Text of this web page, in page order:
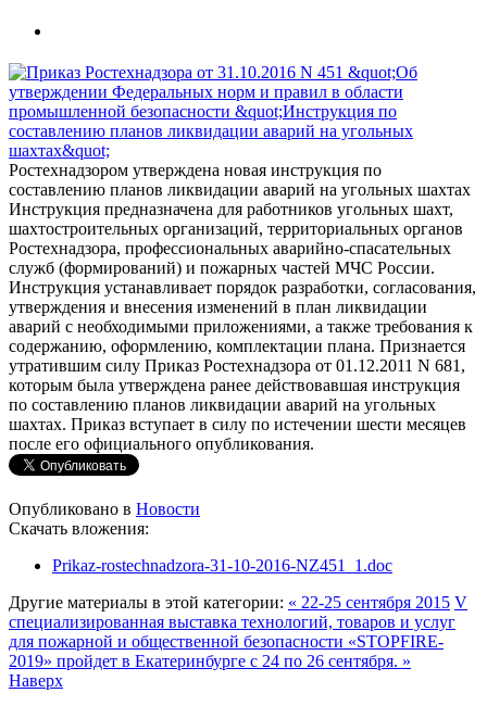
Ростехнадзором утверждена новая инструкция по
составлению планов ликвидации аварий на угольных шахтах
Инструкция предназначена для работников угольных шахт,
шахтостроительных организаций, территориальных органов
Ростехнадзора, профессиональных аварийно-спасательных
служб (формирований) и пожарных частей МЧС России.
Инструкция устанавливает порядок разработки, согласования,
утверждения и внесения изменений в план ликвидации
аварий с необходимыми приложениями, а также требования к
содержанию, оформлению, комплектации плана. Признается
утратившим силу Приказ Ростехнадзора от 01.12.2011 N 681,
которым была утверждена ранее действовавшая инструкция
по составлению планов ликвидации аварий на угольных
шахтах. Приказ вступает в силу по истечении шести месяцев
после его официального опубликования.
Опубликовано в Новости
Скачать вложения:
Prikaz-rostechnadzora-31-10-2016-NZ451_1.doc
Другие материалы в этой категории: « 22-25 сентября 2015 V
специализированная выставка технологий, товаров и услуг
для пожарной и общественной безопасности «STOPFIRE-
2019» пройдет в Екатеринбурге с 24 по 26 сентября. »
Наверх